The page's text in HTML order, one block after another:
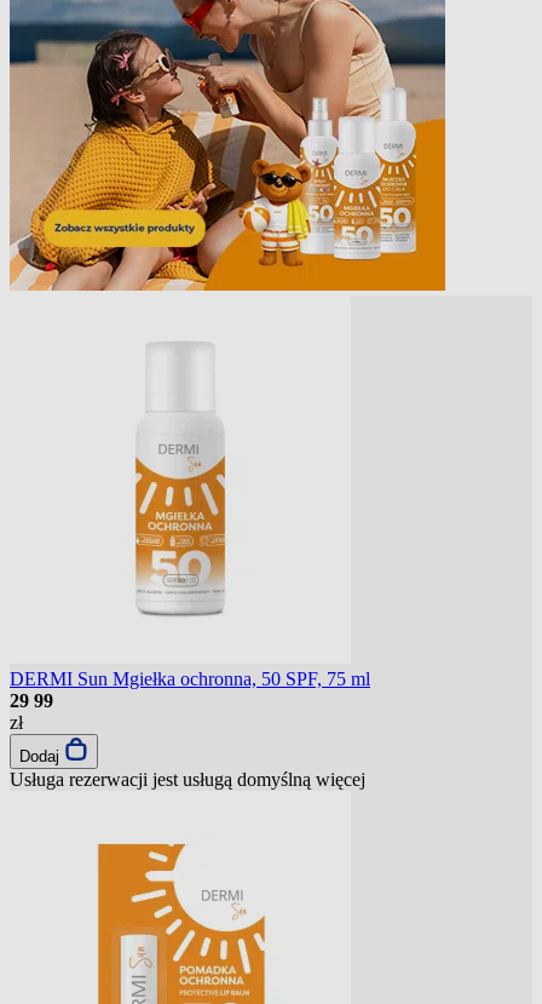
DERMI Sun Mgiełka ochronna, 50 SPF, 75 ml
29 99
zł
Dodaj
Usługa rezerwacji jest usługą domyślną więcej